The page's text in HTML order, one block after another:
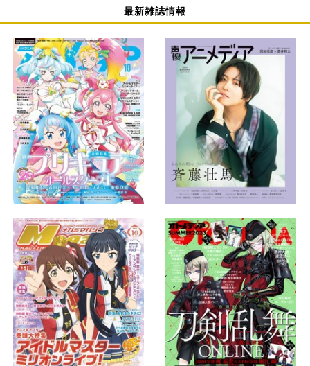
最新雑誌情報